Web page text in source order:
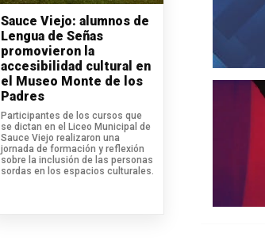
Sauce Viejo: alumnos de
Lengua de Señas
promovieron la
accesibilidad cultural en
el Museo Monte de los
Padres
Participantes de los cursos que
se dictan en el Liceo Municipal de
Sauce Viejo realizaron una
jornada de formación y reflexión
sobre la inclusión de las personas
sordas en los espacios culturales.